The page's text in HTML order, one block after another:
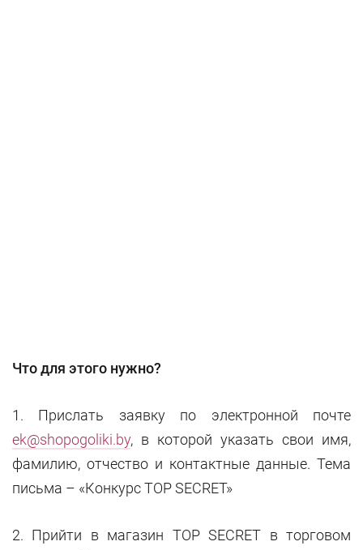
Что для этого нужно?
1. Прислать заявку по электронной почте
ek@shopogoliki.by, в которой указать свои имя,
фамилию, отчество и контактные данные. Тема
письма – «Конкурс TOP SECRET»
2. Прийти в магазин TOP SECRET в торговом